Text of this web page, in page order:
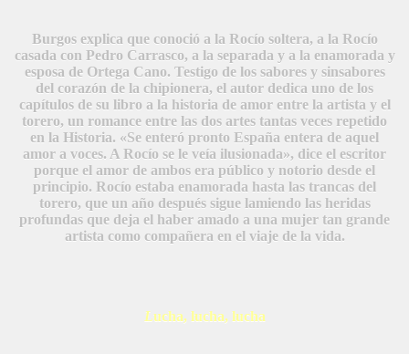
Burgos explica que conoció a la Rocío soltera, a la Rocío
casada con Pedro Carrasco, a la separada y a la enamorada y
esposa de Ortega Cano. Testigo de los sabores y sinsabores
del corazón de la chipionera, el autor dedica uno de los
capítulos de su libro a la historia de amor entre la artista y el
torero, un romance entre las dos artes tantas veces repetido
en la Historia. «Se enteró pronto España entera de aquel
amor a voces. A Rocío se le veía ilusionada», dice el escritor
porque el amor de ambos era público y notorio desde el
principio. Rocío estaba enamorada hasta las trancas del
torero, que un año después sigue lamiendo las heridas
profundas que deja el haber amado a una mujer tan grande
artista como compañera en el viaje de la vida.
Lucha, lucha, lucha